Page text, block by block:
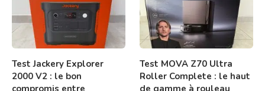
Test Jackery Explorer
2000 V2 : le bon
Test MOVA Z70 Ultra
Roller Complete : le haut